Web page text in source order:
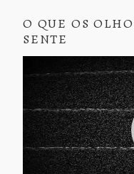
O QUE OS
SENTE
de
vídeo